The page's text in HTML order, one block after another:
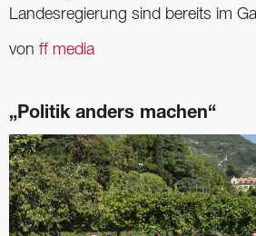
Landesregierung sind bereits im
von ff media
„Politik anders machen“